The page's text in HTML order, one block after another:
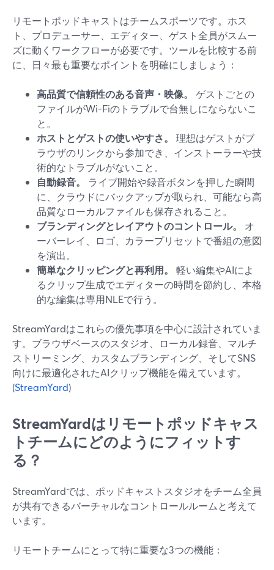
リモートポッドキャストはチームスポーツです。ホス
ト、プロデューサー、エディター、ゲスト全員がスムー
ズに動くワークフローが必要です。ツールを比較する前
に、日々最も重要なポイントを明確にしましょう：
高品質で信頼性のある音声・映像。
ゲストごとの
ファイルがWi-Fiのトラブルで台無しにならないこ
と。
ホストとゲストの使いやすさ。
理想はゲストがブ
ラウザのリンクから参加でき、インストーラーや技
術的なトラブルがないこと。
自動録音。
ライブ開始や録音ボタンを押した瞬間
に、クラウドにバックアップが取られ、可能なら高
品質なローカルファイルも保存されること。
ブランディングとレイアウトのコントロール。
オ
ーバーレイ、ロゴ、カラープリセットで番組の意図
を演出。
簡単なクリッピングと再利用。
軽い編集やAIによ
るクリップ生成でエディターの時間を節約し、本格
的な編集は専用NLEで行う。
StreamYardはこれらの優先事項を中心に設計されていま
す。ブラウザベースのスタジオ、ローカル録音、マルチ
ストリーミング、カスタムブランディング、そしてSNS
向けに最適化されたAIクリップ機能を備えています。
(StreamYard)
StreamYardはリモートポッドキャス
トチームにどのようにフィットす
る？
StreamYardでは、ポッドキャストスタジオをチーム全員
が共有できるバーチャルなコントロールルームと考えて
います。
リモートチームにとって特に重要な3つの機能：